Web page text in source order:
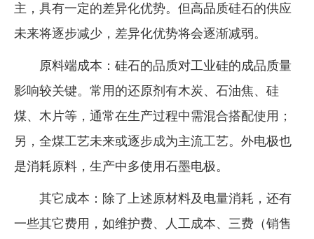
主，具有一定的差异化优势。但高品质硅石的供应
未来将逐步减少，差异化优势将会逐渐减弱。
原料端成本：硅石的品质对工业硅的成品质量
影响较关键。常用的还原剂有木炭、石油焦、硅
煤、木片等，通常在生产过程中需混合搭配使用；
另，全煤工艺未来或逐步成为主流工艺。外电极也
是消耗原料，生产中多使用石墨电极。
其它成本：除了上述原材料及电量消耗，还有
一些其它费用，如维护费、人工成本、三费（销售